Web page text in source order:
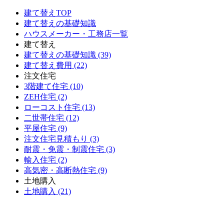
建て替えTOP
建て替えの基礎知識
ハウスメーカー・工務店一覧
建て替え
建て替えの基礎知識 (39)
建て替え費用 (22)
注文住宅
3階建て住宅 (10)
ZEH住宅 (2)
ローコスト住宅 (13)
二世帯住宅 (12)
平屋住宅 (9)
注文住宅見積もり (3)
耐震・免震・制震住宅 (3)
輸入住宅 (2)
高気密・高断熱住宅 (9)
土地購入
土地購入 (21)